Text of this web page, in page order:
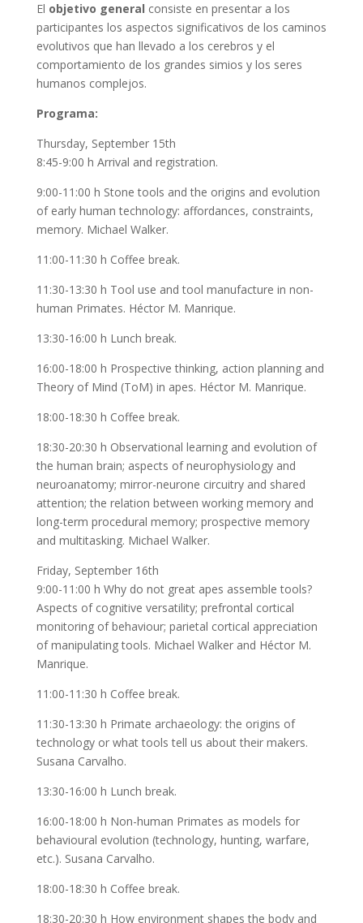
El objetivo general consiste en presentar a los
participantes los aspectos significativos de los caminos
evolutivos que han llevado a los cerebros y el
comportamiento de los grandes simios y los seres
humanos complejos.
Programa:
Thursday, September 15th
8:45-9:00 h Arrival and registration.
9:00-11:00 h Stone tools and the origins and evolution
of early human technology: affordances, constraints,
memory. Michael Walker.
11:00-11:30 h Coffee break.
11:30-13:30 h Tool use and tool manufacture in non-
human Primates. Héctor M. Manrique.
13:30-16:00 h Lunch break.
16:00-18:00 h Prospective thinking, action planning and
Theory of Mind (ToM) in apes. Héctor M. Manrique.
18:00-18:30 h Coffee break.
18:30-20:30 h Observational learning and evolution of
the human brain; aspects of neurophysiology and
neuroanatomy; mirror-neurone circuitry and shared
attention; the relation between working memory and
long-term procedural memory; prospective memory
and multitasking. Michael Walker.
Friday, September 16th
9:00-11:00 h Why do not great apes assemble tools?
Aspects of cognitive versatility; prefrontal cortical
monitoring of behaviour; parietal cortical appreciation
of manipulating tools. Michael Walker and Héctor M.
Manrique.
11:00-11:30 h Coffee break.
11:30-13:30 h Primate archaeology: the origins of
technology or what tools tell us about their makers.
Susana Carvalho.
13:30-16:00 h Lunch break.
16:00-18:00 h Non-human Primates as models for
behavioural evolution (technology, hunting, warfare,
etc.). Susana Carvalho.
18:00-18:30 h Coffee break.
18:30-20:30 h How environment shapes the body and